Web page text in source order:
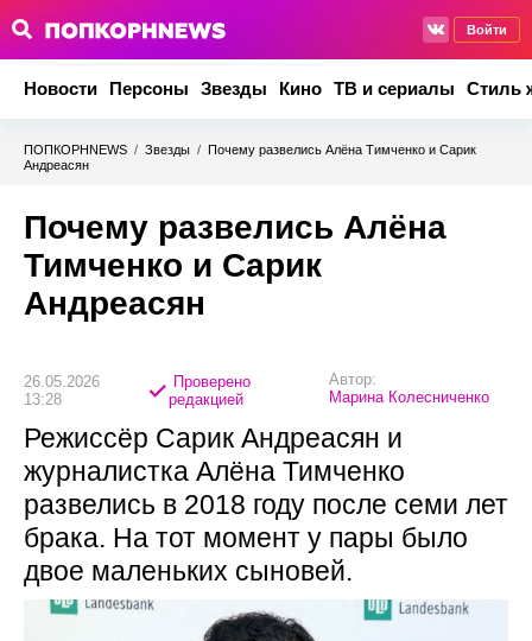
Войти
Новости Персоны Звезды Кино ТВ и сериалы Стиль
ПОПКОРНNEWS / Звезды / Почему развелись Алёна Тимченко и Сарик
Андреасян
Почему развелись Алёна
Тимченко и Сарик
Андреасян
26.05.2026
13:28
Проверено
редакцией
Автор:
Марина Колесниченко
Режиссёр Сарик Андреасян и
журналистка Алёна Тимченко
развелись в 2018 году после семи лет
брака. На тот момент у пары было
двое маленьких сыновей.